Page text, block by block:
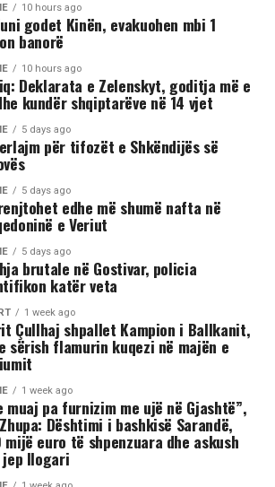
10 hours ago
godet Kinën, evakuohen mbi 1
banorë
10 hours ago
Deklarata e Zelenskyt, goditja më e
kundër shqiptarëve në 14 vjet
5 days ago
për tifozët e Shkëndijës së
5 days ago
edhe më shumë nafta në
e Veriut
5 days ago
brutale në Gostivar, policia
katër veta
1 week ago
Çullhaj shpallet Kampion i Ballkanit,
sërish flamurin kuqezi në majën e
1 week ago
muaj pa furnizim me ujë në Gjashtë”,
Dështimi i bashkisë Sarandë,
mijë euro të shpenzuara dhe askush
jep llogari